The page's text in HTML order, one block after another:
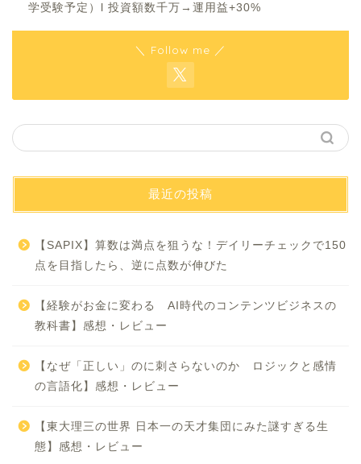
学受験予定）l 投資額数千万→運用益+30%
＼ Follow me ／
最近の投稿
【SAPIX】算数は満点を狙うな！デイリーチェックで150
点を目指したら、逆に点数が伸びた
【経験がお金に変わる AI時代のコンテンツビジネスの
教科書】感想・レビュー
【なぜ「正しい」のに刺さらないのか ロジックと感情
の言語化】感想・レビュー
【東大理三の世界 日本一の天才集団にみた謎すぎる生
態】感想・レビュー